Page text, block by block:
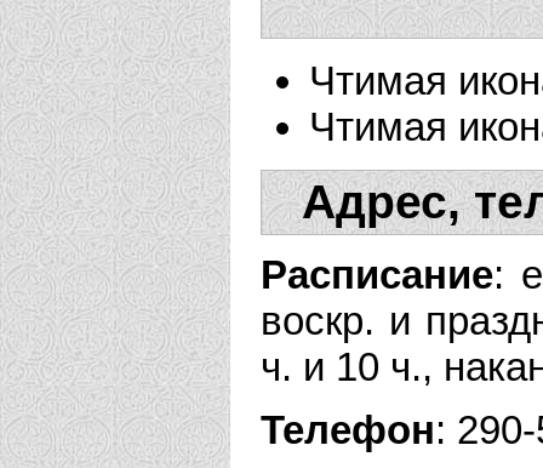
Чтимая
Чтимая
Адрес,
Расписание:
воскр. и
ч. и 10 ч.,
Телефон: